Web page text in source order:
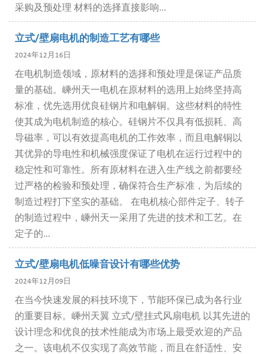
采购及预处理 材料的选择直接影响...
立式/壁扇电机的制造工艺有哪些
2024年12月16日
在电机制造领域，原材料的选择和预处理是保证产品质
量的基础。嵊州天一电机在原材料的选用上始终坚持高
标准，优先选用优良硅钢片和电解铜。这些材料的特性
使其成为电机制造的核心。硅钢片不仅具有低损耗、高
导磁率，可以有效提高电机的工作效率，而且电解铜以
其优异的导电性和机械强度保证了电机在运行过程中的
稳定性和可靠性。所有原材料在进入生产线之前都要经
过严格的检验和预处理，确保符合生产标准，为后续的
制造过程打下坚实的基础。 在电机核心部件定子、转子
的制造过程中，嵊州天一采用了先进的技术和工艺。在
定子的...
立式/壁扇电机低噪音设计有哪些优势
2024年12月09日
在当今快速发展的科技环境下，节能环保已成为各行业
的重要目标。嵊州天翼 立式/壁挂式风扇电机 以其先进的
设计理念和优良的技术性能成为市场上最受欢迎的产品
之一。该电机不仅实现了高效节能，而且在舒适性、安